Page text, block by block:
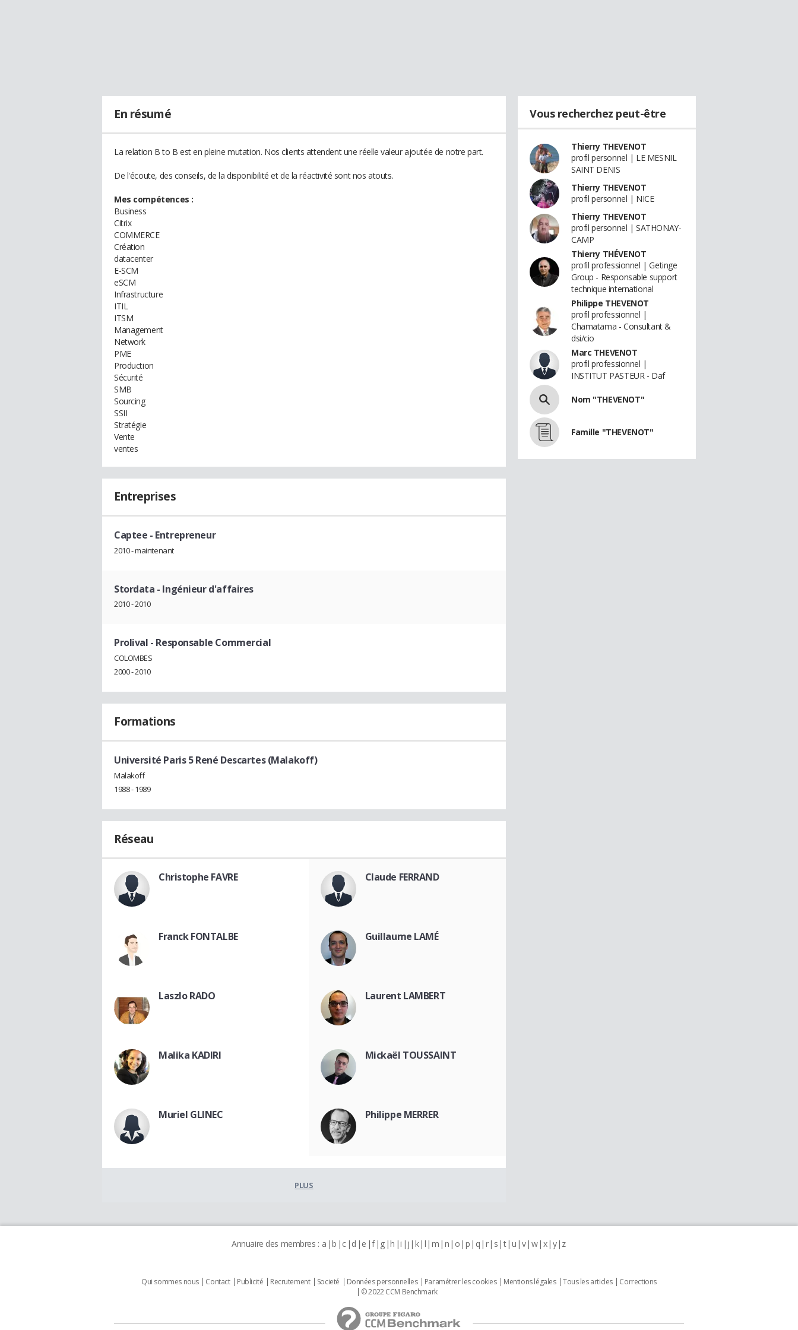
En résumé
La relation B to B est en pleine mutation. Nos clients attendent une réelle valeur ajoutée de notre part.
De l'écoute, des conseils, de la disponibilité et de la réactivité sont nos atouts.
Mes compétences :
Business
Citrix
COMMERCE
Création
datacenter
E-SCM
eSCM
Infrastructure
ITIL
ITSM
Management
Network
PME
Production
Sécurité
SMB
Sourcing
SSII
Stratégie
Vente
ventes
Entreprises
Captee - Entrepreneur
2010 - maintenant
Stordata - Ingénieur d'affaires
2010 - 2010
Prolival - Responsable Commercial
COLOMBES
2000 - 2010
Formations
Université Paris 5 René Descartes (Malakoff)
Malakoff
1988 - 1989
Réseau
Christophe FAVRE Claude FERRAND
Franck FONTALBE Guillaume LAMÉ
Laszlo RADO Laurent LAMBERT
Malika KADIRI Mickaël TOUSSAINT
Muriel GLINEC Philippe MERRER
PLUS
Vous recherchez peut-être
Thierry THEVENOT
profil personnel | LE MESNIL
SAINT DENIS
Thierry THEVENOT
profil personnel | NICE
Thierry THEVENOT
profil personnel | SATHONAY-
CAMP
Thierry THÉVENOT
profil professionnel | Getinge
Group - Responsable support
technique international
Philippe THEVENOT
profil professionnel |
Chamatama - Consultant &
dsi/cio
Marc THEVENOT
profil professionnel |
INSTITUT PASTEUR - Daf
Nom "THEVENOT"
Famille "THEVENOT"
Annuaire des membres : a b c d e f g h i j k l m n o p q r s t u v w x y z
Qui sommes nous Contact Publicité Recrutement Societé Données personnelles Paramétrer les cookies Mentions légales Tous les articles
Corrections
© 2022 CCM Benchmark